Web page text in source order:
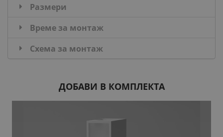
Размери
Време за монтаж
Схема за монтаж
ДОБАВИ В КОМПЛЕКТА